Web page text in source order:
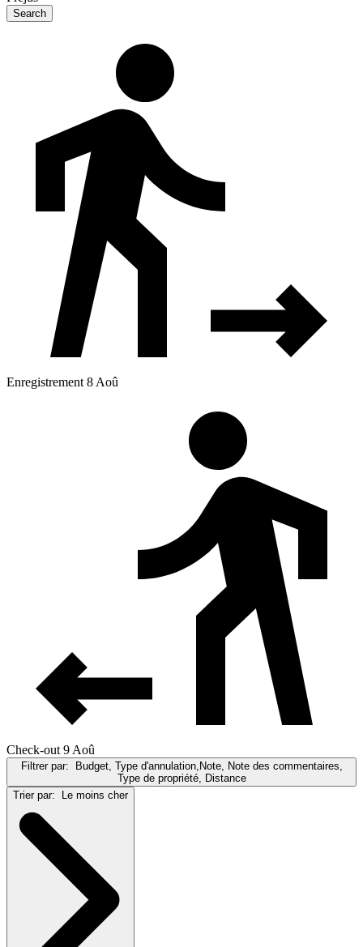
Search
Enregistrement 8 Aoû
Check-out 9 Aoû
Filtrer par:
Budget, Type d'annulation,Note, Note des commentaires,
Type de propriété, Distance
Trier par:
Le moins cher